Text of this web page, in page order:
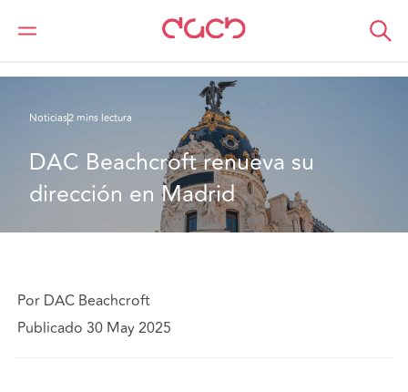
DAC Beachcroft Quiénes somos
Noticias2 mins lectura
DAC Beachcroft renueva su
dirección en Madrid
Por DAC Beachcroft
Publicado 30 May 2025